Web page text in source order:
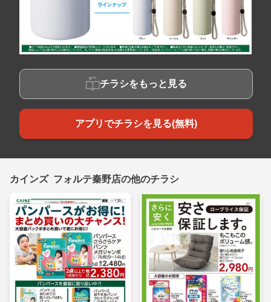
チラシをもっと見る
アプリでチラシを見る(無料)
カインズ フォルテ秦野店の他のチラシ